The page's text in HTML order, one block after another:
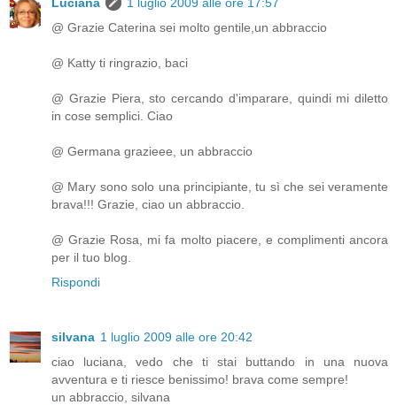
@ Grazie Caterina sei molto gentile,un abbraccio
@ Katty ti ringrazio, baci
@ Grazie Piera, sto cercando d'imparare, quindi mi diletto
in cose semplici. Ciao
@ Germana grazieee, un abbraccio
@ Mary sono solo una principiante, tu sì che sei veramente
brava!!! Grazie, ciao un abbraccio.
@ Grazie Rosa, mi fa molto piacere, e complimenti ancora
per il tuo blog.
Rispondi
silvana 1 luglio 2009 alle ore 20:42
ciao luciana, vedo che ti stai buttando in una nuova
avventura e ti riesce benissimo! brava come sempre!
un abbraccio, silvana